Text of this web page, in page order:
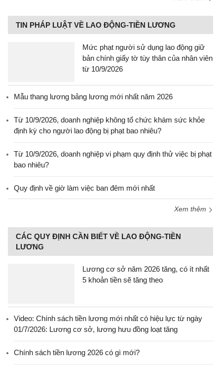
TIN PHÁP LUẬT VỀ LAO ĐỘNG-TIỀN LƯƠNG
Mức phạt người sử dụng lao động giữ
bản chính giấy tờ tùy thân của nhân viên
từ 10/9/2026
Mẫu thang lương bảng lương mới nhất năm 2026
Từ 10/9/2026, doanh nghiệp không tổ chức khám sức khỏe
định kỳ cho người lao động bị phạt bao nhiêu?
Từ 10/9/2026, doanh nghiệp vi phạm quy định thử việc bị phạt
bao nhiêu?
Quy định về giờ làm việc ban đêm mới nhất
Xem thêm
CÁC QUY ĐỊNH CẦN BIẾT VỀ LAO ĐỘNG-TIỀN
LƯƠNG
Lương cơ sở năm 2026 tăng, có ít nhất
5 khoản tiền sẽ tăng theo
Video: Chính sách tiền lương mới nhất có hiệu lực từ ngày
01/7/2026: Lương cơ sở, lương hưu đồng loạt tăng
Chính sách tiền lương 2026 có gì mới?